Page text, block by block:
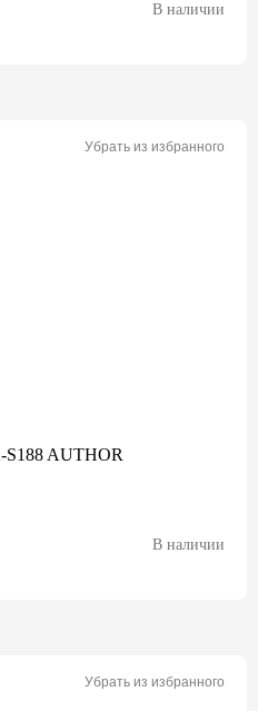
В наличии
Убрать из избранного
S188 AUTHOR
В наличии
Убрать из избранного